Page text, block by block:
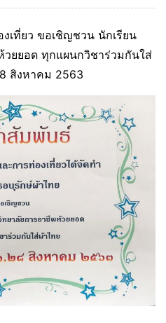
เที่ยว ขอเชิญชวน นักเรียน
ยยอด ทุกแผนกวิชาร่วมกันใส่
สิงหาคม 2563